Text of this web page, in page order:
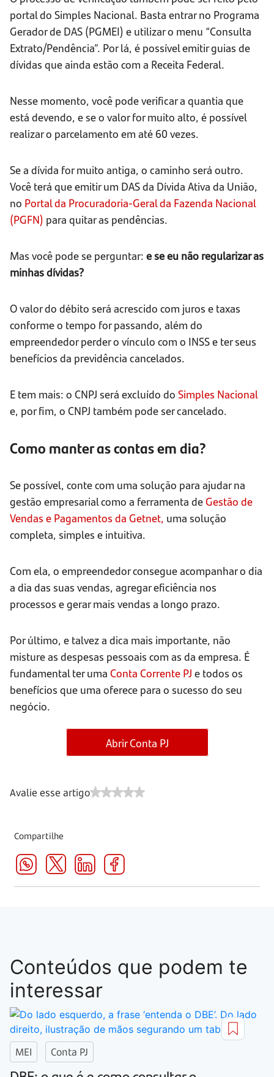
portal do Simples Nacional. Basta entrar no Programa
Gerador de DAS (PGMEI) e utilizar o menu “Consulta
Extrato/Pendência”. Por lá, é possível emitir guias de
dívidas que ainda estão com a Receita Federal.
Nesse momento, você pode verificar a quantia que
está devendo, e se o valor for muito alto, é possível
realizar o parcelamento em até 60 vezes.
Se a dívida for muito antiga, o caminho será outro.
Você terá que emitir um DAS da Dívida Ativa da União,
no Portal da Procuradoria-Geral da Fazenda Nacional
(PGFN) para quitar as pendências.
Mas você pode se perguntar: e se eu não regularizar as
minhas dívidas?
O valor do débito será acrescido com juros e taxas
conforme o tempo for passando, além do
empreendedor perder o vínculo com o INSS e ter seus
benefícios da previdência cancelados.
E tem mais: o CNPJ será excluído do Simples Nacional
e, por fim, o CNPJ também pode ser cancelado.
Como manter as contas em dia?
Se possível, conte com uma solução para ajudar na
gestão empresarial como a ferramenta deGestão de
Vendas e Pagamentos da Getnet, uma solução
completa, simples e intuitiva.
Com ela, o empreendedor consegue acompanhar o dia
a dia das suas vendas, agregar eficiência nos
processos e gerar mais vendas a longo prazo.
Por último, e talvez a dica mais importante, não
misture as despesas pessoais com as da empresa. É
fundamental ter uma Conta Corrente PJ e todos os
benefícios que uma oferece para o sucesso do seu
negócio.
Abrir Conta PJ
Avalie esse artigo
Compartilhe
Conteúdos que podem te
interessar
MEI Conta PJ